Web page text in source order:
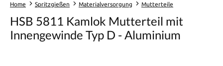
Home Spritzgießen Materialversorgung Mutterteile
HSB 5811 Kamlok Mutterteil mit
Innengewinde Typ D - Aluminium